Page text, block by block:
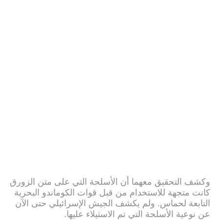
وكشف التحقيق معهما أن الأسلحة التي على متن الزورق
كانت متجهة للاستخدام من قبل قوات الكوماندو البحرية
التابعة لحماس. ولم يكشف الجيش الإسرائيلي حتى الآن
عن نوعية الأسلحة التي تم الاستيلاء عليها.